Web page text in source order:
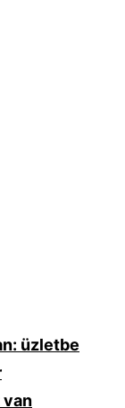
üzletbe
van